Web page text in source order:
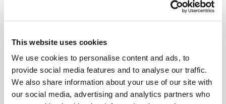
This website uses cookies
We use cookies to personalise content and ads, to
provide social media features and to analyse our traffic.
We also share information about your use of our site with
our social media, advertising and analytics partners who
越隐秘…… 景色也越来越美。 这就是大伦敦郊区。泰晤
士河面更窄了，两岸的设施也更简陋一些…… 左边你们
看到的都是这样的漂亮民居…… 右边也有民居。但左边
降落。机场离我们越来越近…… 拍了无数照片，要知道
代的??.. 我们粉丝俱乐部 里的人提示我们说： 这是伦敦
市（1861年左右）的一个边界标志，边界内的伦敦当
时执行一种非常不受欢迎的煤炭税。总共有280个这样
的标记，大约200个被保存了下来。 河岸的另一端又是
一派田园风光。但天气有点阴沉。 沿着小径，不时看